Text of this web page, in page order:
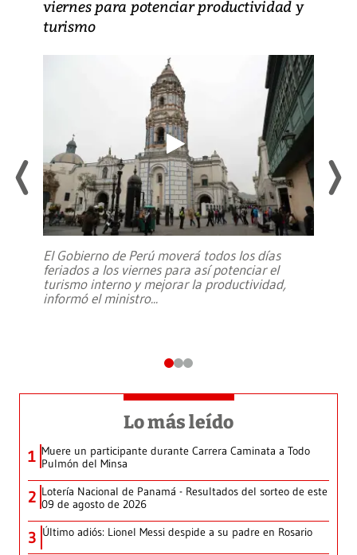
viernes para potenciar productividad y
turismo
El Gobierno de Perú moverá todos los días
feriados a los viernes para así potenciar el
turismo interno y mejorar la productividad,
informó el ministro...
Lo más leído
1 Muere un participante durante Carrera Caminata a Todo
Pulmón del Minsa
2 Lotería Nacional de Panamá - Resultados del sorteo de este
09 de agosto de 2026
3 Último adiós: Lionel Messi despide a su padre en Rosario